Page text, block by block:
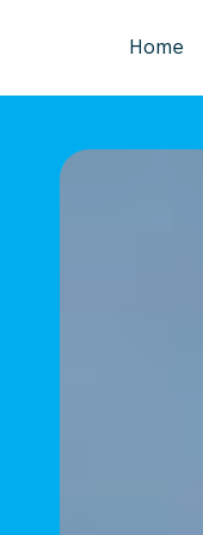
Home